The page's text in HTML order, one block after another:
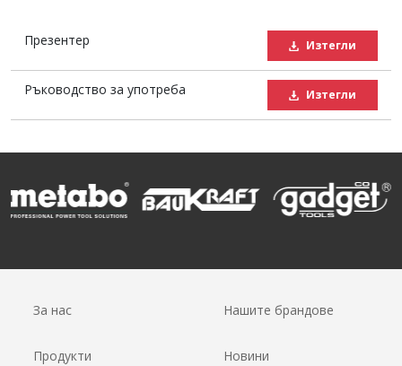
Презентер Изтегли
Ръководство за употреба Изтегли
За нас Нашите брандове
Продукти Новини